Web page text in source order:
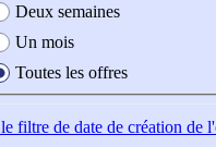
Deux semaines
Un mois
Toutes les offres
filtre de date de création de